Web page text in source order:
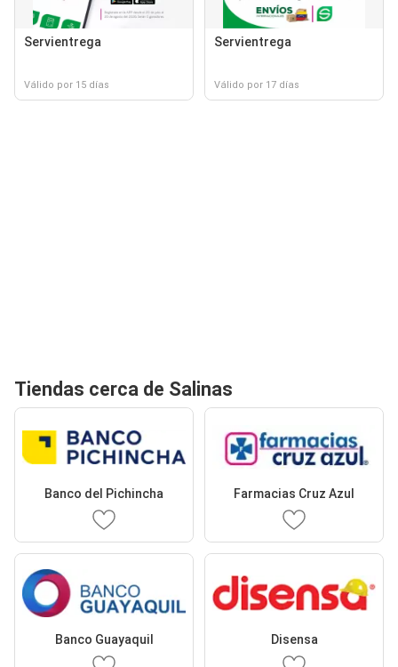
Servientrega
Válido por 15 días
Servientrega
Válido por 17 días
Tiendas cerca de Salinas
Banco del Pichincha Farmacias Cruz Azul
Banco Guayaquil Disensa